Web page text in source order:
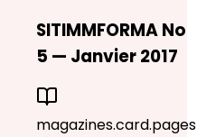
SITIMMFORMA No
5 — Janvier 2017
magazines.card.pages